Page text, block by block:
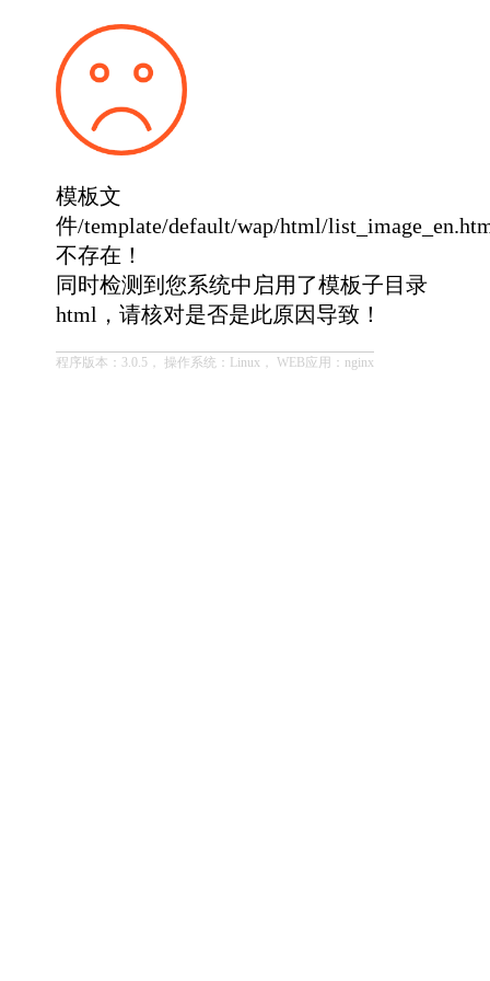
模板文
件/template/default/wap/html/
不存在！
同时检测到您系统中启用了模板子目录
html，请核对是否是此原因导致！
程序版本：3.0.5， 操作系统：Linux， WEB应用：nginx